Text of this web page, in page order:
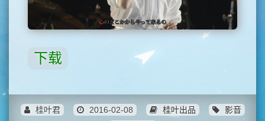
下载
桂叶君 2016-02-08 桂叶出品
影音